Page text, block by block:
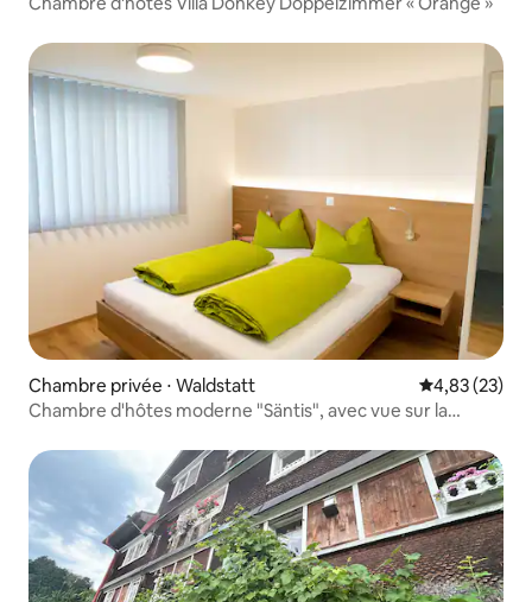
Chambre privée ⋅ Waldstatt Évaluation
4,83 (23)
Chambre d'hôtes moderne "Säntis", avec vue sur la